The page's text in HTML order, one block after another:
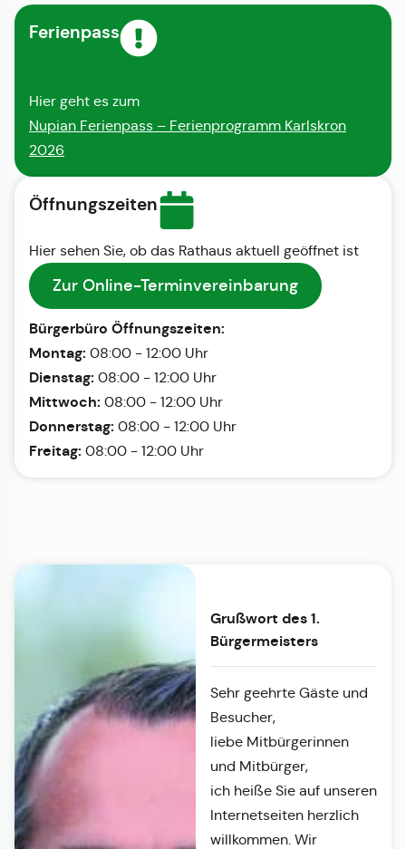
Ferienpass
Hier geht es zum
Nupian Ferienpass – Ferienprogramm Karlskron
2026
Öffnungszeiten
Hier sehen Sie, ob das Rathaus aktuell geöffnet ist
Zur Online-Terminvereinbarung
Bürgerbüro Öffnungszeiten:
Montag: 08:00 - 12:00 Uhr
Dienstag: 08:00 - 12:00 Uhr
Mittwoch: 08:00 - 12:00 Uhr
Donnerstag: 08:00 - 12:00 Uhr
Freitag: 08:00 - 12:00 Uhr
Grußwort des 1.
Bürgermeisters
Sehr geehrte Gäste und
Besucher,
liebe Mitbürgerinnen
und Mitbürger,
ich heiße Sie auf unseren
Internetseiten herzlich
willkommen. Wir